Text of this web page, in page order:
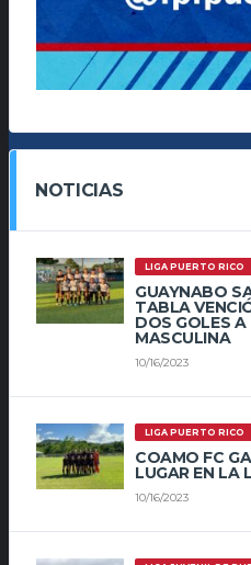
NOTICIAS
LIGA PUERTO RICO
GUAYNABO
TABLA
DOS GOLES A
MASCULINA
10/16/2023
LIGA PUERTO RICO
COAMO FC
LUGAR EN LA
10/16/2023